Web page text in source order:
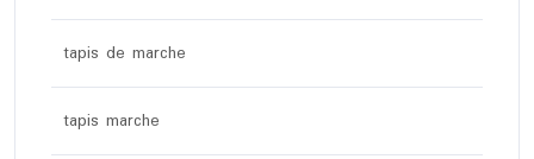
tapis de marche
tapis marche